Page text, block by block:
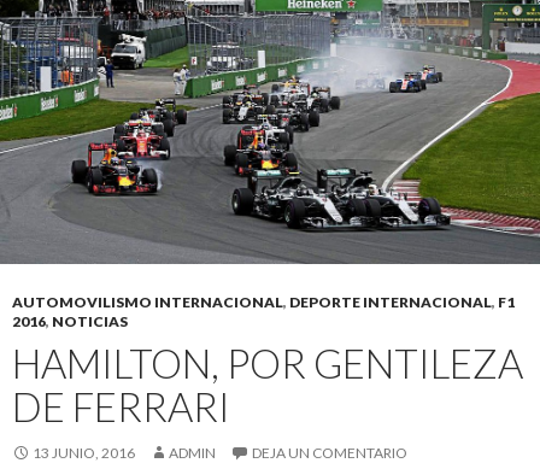
AUTOMOVILISMO INTERNACIONAL, DEPORTE INTERNACIONAL, F1
2016, NOTICIAS
HAMILTON, POR GENTILEZA
DE FERRARI
13 JUNIO, 2016 ADMIN DEJA UN COMENTARIO